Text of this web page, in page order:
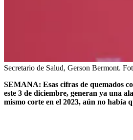
Secretario de Salud, Gerson Bermont.
SEMANA: Esas cifras de quemados
este 3 de diciembre, generan ya una
mismo corte en el 2023, aún no había